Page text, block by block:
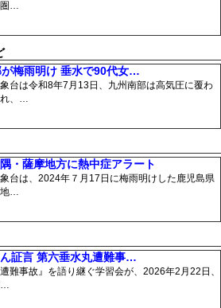
…
梅雨明け 垂水で90代女…
台は令和8年7月13日、九州南部は高気圧に覆わ
れ、…
・薩摩地方に熱中症アラート
台は、2024年７月17日に梅雨明けした鹿児島県
地…
証言 第六垂水丸遭難事…
難事故』を語り継ぐ学習会が、2026年2月22日、
…